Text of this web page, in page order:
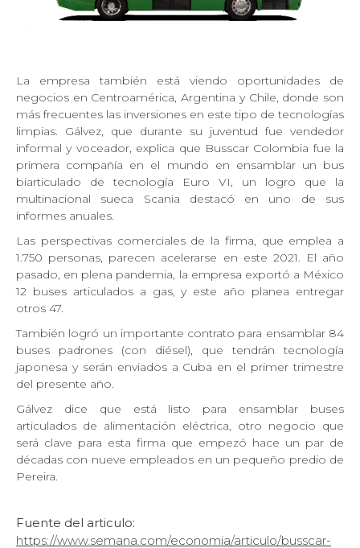
La empresa también está viendo oportunidades de
negocios en Centroamérica, Argentina y Chile, donde son
más frecuentes las inversiones en este tipo de tecnologías
limpias. Gálvez, que durante su juventud fue vendedor
informal y voceador, explica que Busscar Colombia fue la
primera compañía en el mundo en ensamblar un bus
biarticulado de tecnología Euro VI, un logro que la
multinacional sueca Scania destacó en uno de sus
informes anuales.
Las perspectivas comerciales de la firma, que emplea a
1.750 personas, parecen acelerarse en este 2021. El año
pasado, en plena pandemia, la empresa exportó a México
12 buses articulados a gas, y este año planea entregar
otros 47.
También logró un importante contrato para ensamblar 84
buses padrones (con diésel), que tendrán tecnología
japonesa y serán enviados a Cuba en el primer trimestre
del presente año.
Gálvez dice que está listo para ensamblar buses
articulados de alimentación eléctrica, otro negocio que
será clave para esta firma que empezó hace un par de
décadas con nueve empleados en un pequeño predio de
Pereira.
Fuente del articulo:
https://www.semana.com/economia/articulo/busscar-